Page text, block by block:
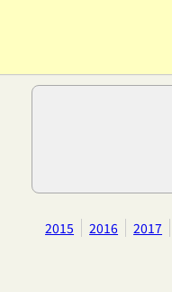
2015 2016 2017